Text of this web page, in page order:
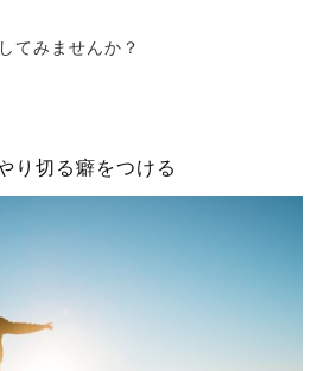
てみませんか？
り切る癖をつける